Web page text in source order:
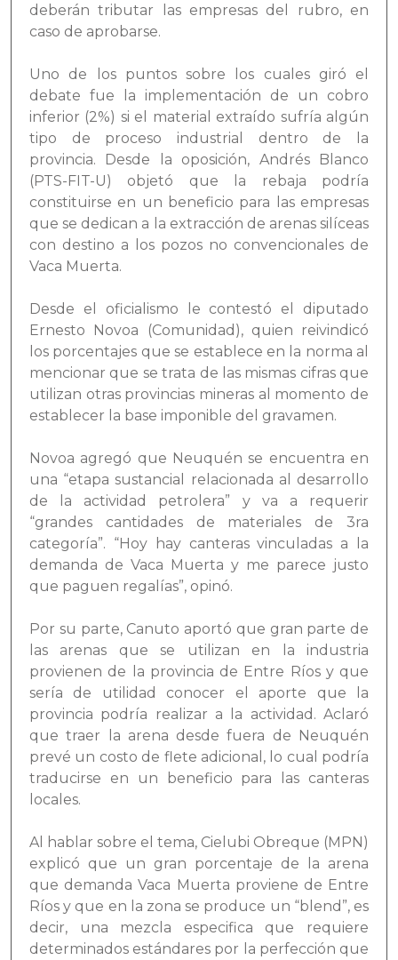
deberán tributar las empresas del rubro, en
caso de aprobarse.
Uno de los puntos sobre los cuales giró el
debate fue la implementación de un cobro
inferior (2%) si el material extraído sufría algún
tipo de proceso industrial dentro de la
provincia. Desde la oposición, Andrés Blanco
(PTS-FIT-U) objetó que la rebaja podría
constituirse en un beneficio para las empresas
que se dedican a la extracción de arenas silíceas
con destino a los pozos no convencionales de
Vaca Muerta.
Desde el oficialismo le contestó el diputado
Ernesto Novoa (Comunidad), quien reivindicó
los porcentajes que se establece en la norma al
mencionar que se trata de las mismas cifras que
utilizan otras provincias mineras al momento de
establecer la base imponible del gravamen.
Novoa agregó que Neuquén se encuentra en
una “etapa sustancial relacionada al desarrollo
de la actividad petrolera” y va a requerir
“grandes cantidades de materiales de 3ra
categoría”. “Hoy hay canteras vinculadas a la
demanda de Vaca Muerta y me parece justo
que paguen regalías”, opinó.
Por su parte, Canuto aportó que gran parte de
las arenas que se utilizan en la industria
provienen de la provincia de Entre Ríos y que
sería de utilidad conocer el aporte que la
provincia podría realizar a la actividad. Aclaró
que traer la arena desde fuera de Neuquén
prevé un costo de flete adicional, lo cual podría
traducirse en un beneficio para las canteras
locales.
Al hablar sobre el tema, Cielubi Obreque (MPN)
explicó que un gran porcentaje de la arena
que demanda Vaca Muerta proviene de Entre
Ríos y que en la zona se produce un “blend”, es
decir, una mezcla especifica que requiere
determinados estándares por la perfección que